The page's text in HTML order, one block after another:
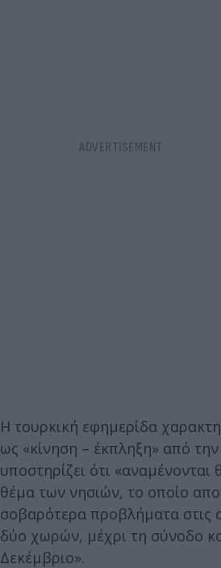
Η τουρκική εφημερίδα
ως «κίνηση – έκπληξη» από
υποστηρίζει ότι «αναμένονται
θέμα των νησιών, το οποίο
σοβαρότερα προβλήματα στις
δύο χωρών, μέχρι τη σύνοδο
Δεκέμβριο».